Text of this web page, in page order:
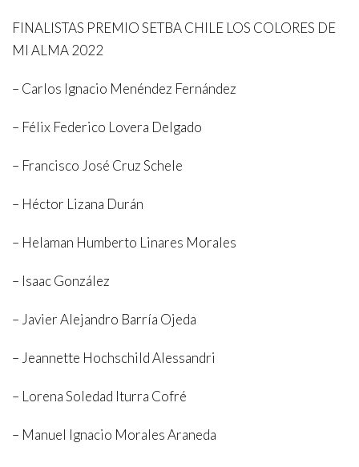
FINALISTAS PREMIO SETBA CHILE LOS COLORES DE
MI ALMA 2022
– Carlos Ignacio Menéndez Fernández
– Félix Federico Lovera Delgado
– Francisco José Cruz Schele
– Héctor Lizana Durán
– Helaman Humberto Linares Morales
– Isaac González
– Javier Alejandro Barría Ojeda
– Jeannette Hochschild Alessandri
– Lorena Soledad Iturra Cofré
– Manuel Ignacio Morales Araneda